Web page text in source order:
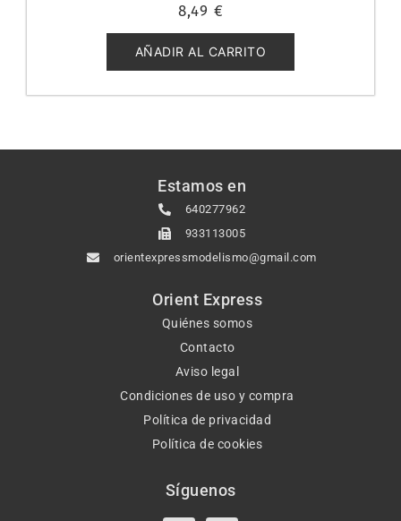
con
de
5
8,49 €
AÑADIR AL CARRITO
Estamos en
640277962
933113005
orientexpressmodelismo@gmail.com
Orient Express
Quiénes somos
Contacto
Aviso legal
Condiciones de uso y compra
Política de privacidad
Política de cookies
Síguenos